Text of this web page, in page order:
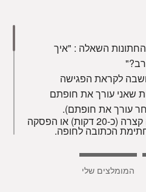
השאלה : "איך
לקראת הפגישה
שאני עורך את חופתם
עורך את חופתם).
האם אתם רוצים הפסקה קצרה (כ-20 דקות) או הפסקה
אם אתם מתכוונים
בתנאים ההלכתיים
המומלצים שלי